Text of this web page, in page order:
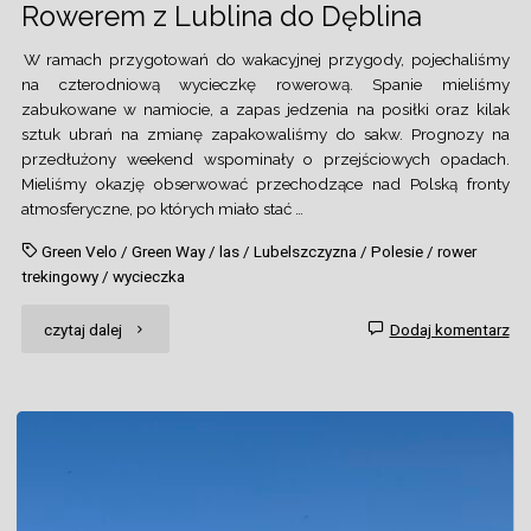
Rowerem z Lublina do Dęblina
W ramach przygotowań do wakacyjnej przygody, pojechaliśmy
na czterodniową wycieczkę rowerową. Spanie mieliśmy
zabukowane w namiocie, a zapas jedzenia na posiłki oraz kilak
sztuk ubrań na zmianę zapakowaliśmy do sakw. Prognozy na
przedłużony weekend wspominały o przejściowych opadach.
Mieliśmy okazję obserwować przechodzące nad Polską fronty
atmosferyczne, po których miało stać …
Green Velo / Green Way/ las/ Lubelszczyzna / Polesie/ rower
trekingowy /wycieczka
czytaj dalej "Rowerem Dodaj komentarz